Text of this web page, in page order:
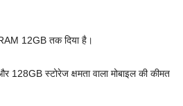
12GB तक दिया है।
स्टोरेज क्षमता वाला मोबाइल की कीमत